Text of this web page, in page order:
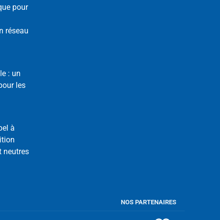
pour
réseau
: un
les
à
neutres